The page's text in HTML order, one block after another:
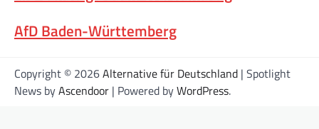
AfD Baden-Württemberg
Copyright © 2026Alternative für Deutschland | Spotlight
News byAscendoor | Powered byWordPress.